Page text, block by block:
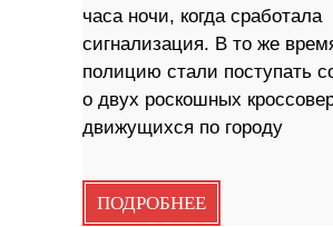
часа ночи, когда сработала
сигнализация. В то же
полицию стали поступать
о двух роскошных
движущихся по городу
ПОДРОБНЕЕ